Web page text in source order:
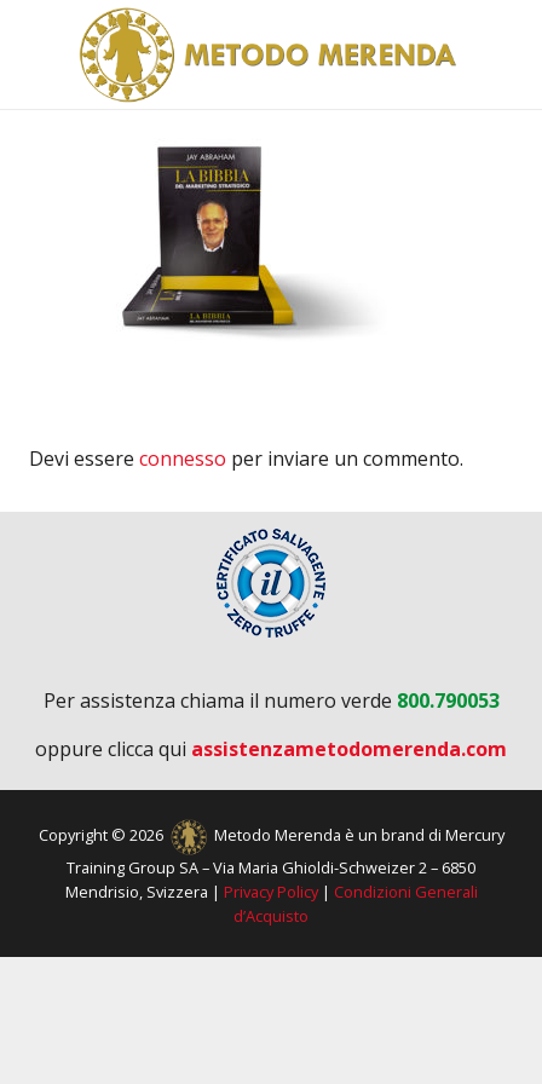
Devi essere connesso per inviare un commento.
Per assistenza chiama il numero verde 800.790053
oppure clicca qui assistenzametodomerenda.com
Copyright © 2026
Metodo Merenda è un brand di Mercury
Training Group SA – Via Maria Ghioldi-Schweizer 2 – 6850
Mendrisio, Svizzera | Privacy Policy| Condizioni Generali
d’Acquisto